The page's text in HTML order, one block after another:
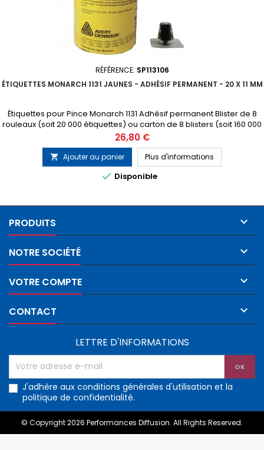
RÉFÉRENCE: SP113106
ÉTIQUETTES MONARCH 1131 JAUNES - ADHÉSIF PERMANENT - 20 X 11 MM
Étiquettes pour Pince Monarch 1131 Adhésif permanent Blister de 8
rouleaux (soit 20 000 étiquettes) ou carton de 8 blisters (soit 160 000
étiquettes) 1 tampon encreur gratuit inclus dans chaque blister
Prix
26,80 €
 Ajouter au panier Plus d'informations
 Disponible
PRODUITS 
NOTRE SOCIÉTÉ 
VOTRE COMPTE 
CONTACT 
LETTRE D'INFORMATIONS
J'adhère aux conditions générales d'utilisation et la
politique de confidentialité.
© Copyright 2026 Performances Diffusion. All Rights Reserved.